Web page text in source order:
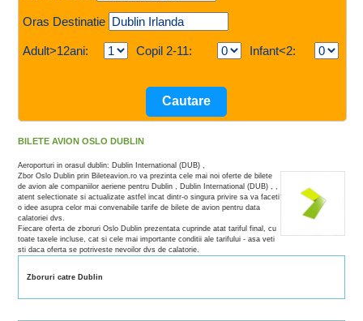
Oras Destinatie
Adult>12ani: Copil 2-11: Infant<2:
BILETE AVION OSLO DUBLIN
Aeroporturi in orasul dublin: Dublin International (DUB) ,
Zbor Oslo Dublin prin Bileteavion.ro va prezinta cele mai noi oferte de bilete
de avion ale companiilor aeriene pentru Dublin , Dublin International (DUB) , ,
atent selectionate si actualizate astfel incat dintr-o singura privire sa va faceti
o idee asupra celor mai convenabile tarife de bilete de avion pentru data
calatoriei dvs.
Fiecare oferta de zboruri Oslo Dublin prezentata cuprinde atat tariful final, cu
toate taxele incluse, cat si cele mai importante conditii ale tarifului - asa veti
sti daca oferta se potriveste nevoilor dvs de calatorie.
Zboruri catre Dublin